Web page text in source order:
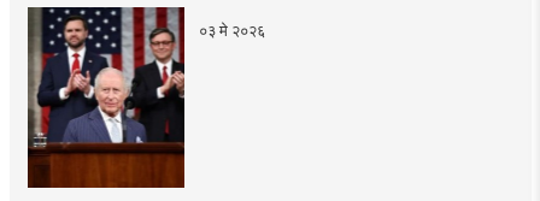
०३ मे २०२६